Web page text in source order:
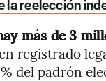
la reelección
más de 3
registrado
del padrón